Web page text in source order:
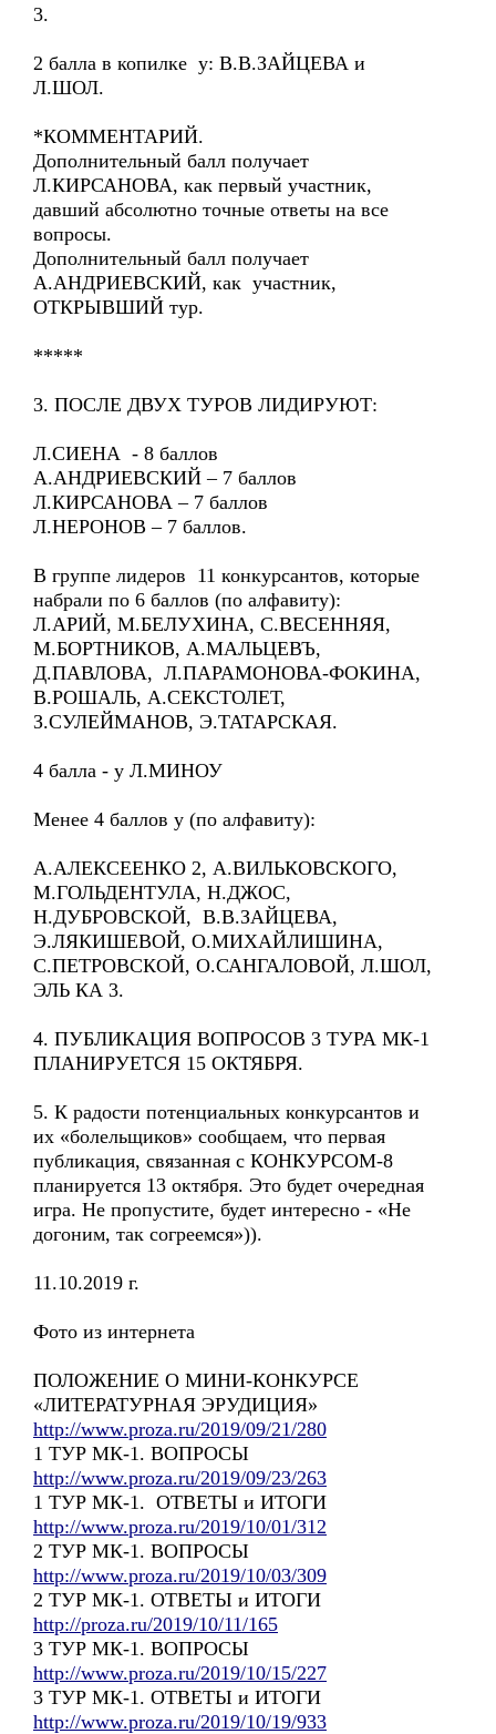
3.
2 балла в копилке у: В.В.ЗАЙЦЕВА и
Л.ШОЛ.
*КОММЕНТАРИЙ.
Дополнительный балл получает
Л.КИРСАНОВА, как первый участник,
давший абсолютно точные ответы на все
вопросы.
Дополнительный балл получает
А.АНДРИЕВСКИЙ, как участник,
ОТКРЫВШИЙ тур.
*****
3. ПОСЛЕ ДВУХ ТУРОВ ЛИДИРУЮТ:
Л.СИЕНА - 8 баллов
А.АНДРИЕВСКИЙ – 7 баллов
Л.КИРСАНОВА – 7 баллов
Л.НЕРОНОВ – 7 баллов.
В группе лидеров 11 конкурсантов, которые
набрали по 6 баллов (по алфавиту):
Л.АРИЙ, М.БЕЛУХИНА, С.ВЕСЕННЯЯ,
М.БОРТНИКОВ, А.МАЛЬЦЕВЪ,
Д.ПАВЛОВА, Л.ПАРАМОНОВА-ФОКИНА,
В.РОШАЛЬ, А.СЕКСТОЛЕТ,
З.СУЛЕЙМАНОВ, Э.ТАТАРСКАЯ.
4 балла - у Л.МИНОУ
Менее 4 баллов у (по алфавиту):
А.АЛЕКСЕЕНКО 2, А.ВИЛЬКОВСКОГО,
М.ГОЛЬДЕНТУЛА, Н.ДЖОС,
Н.ДУБРОВСКОЙ, В.В.ЗАЙЦЕВА,
Э.ЛЯКИШЕВОЙ, О.МИХАЙЛИШИНА,
С.ПЕТРОВСКОЙ, О.САНГАЛОВОЙ, Л.ШОЛ,
ЭЛЬ КА 3.
4. ПУБЛИКАЦИЯ ВОПРОСОВ 3 ТУРА МК-1
ПЛАНИРУЕТСЯ 15 ОКТЯБРЯ.
5. К радости потенциальных конкурсантов и
их «болельщиков» сообщаем, что первая
публикация, связанная с КОНКУРСОМ-8
планируется 13 октября. Это будет очередная
игра. Не пропустите, будет интересно - «Не
догоним, так согреемся»)).
11.10.2019 г.
Фото из интернета
ПОЛОЖЕНИЕ О МИНИ-КОНКУРСЕ
«ЛИТЕРАТУРНАЯ ЭРУДИЦИЯ»
http://www.proza.ru/2019/09/21/280
1 ТУР МК-1. ВОПРОСЫ
http://www.proza.ru/2019/09/23/263
1 ТУР МК-1. ОТВЕТЫ и ИТОГИ
http://www.proza.ru/2019/10/01/312
2 ТУР МК-1. ВОПРОСЫ
http://www.proza.ru/2019/10/03/309
2 ТУР МК-1. ОТВЕТЫ и ИТОГИ
http://proza.ru/2019/10/11/165
3 ТУР МК-1. ВОПРОСЫ
http://www.proza.ru/2019/10/15/227
3 ТУР МК-1. ОТВЕТЫ и ИТОГИ
http://www.proza.ru/2019/10/19/933